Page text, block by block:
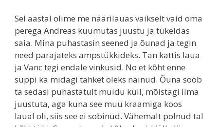
Sel aastal olime me näärilauas vaikselt vaid oma
perega.Andreas kuumutas juustu ja tükeldas
saia. Mina puhastasin seened ja õunad ja tegin
need parajateks ampstükkideks. Tan kattis laua
ja Vanc tegi endale vinkusid. No et kõht enne
suppi ka midagi tahket oleks näinud. Õuna sööb
ta sedasi puhastatult muidu küll, mõistagi ilma
juustuta, aga kuna see muu kraamiga koos
laual oli, siis see ei sobinud. Vähemalt polnud tal